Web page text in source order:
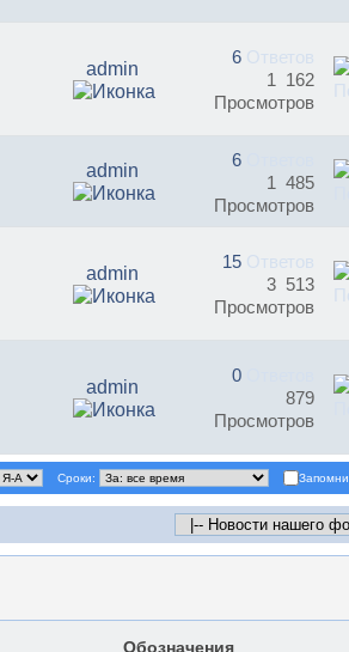
admin
6 Ответов
1 162
Просмотров
admin
6
1 485
Просмотров
admin
15 Ответов
3 513
Просмотров
admin
0
879
Просмотров
Сроки:
Обозначения